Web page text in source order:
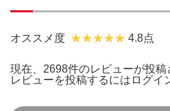
オススメ度 4.8点
現在、2698件のレビューが投稿
レビューを投稿するには ログイ